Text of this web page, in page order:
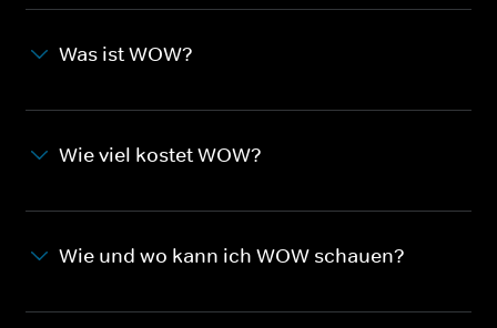
Was ist WOW?
Wie viel kostet WOW?
Wie und wo kann ich WOW schauen?